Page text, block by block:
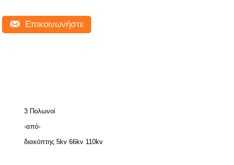
Επικοινωνήστε
3 Πολωνοί
-από-
διακόπτης 5kv 66kv 110kv